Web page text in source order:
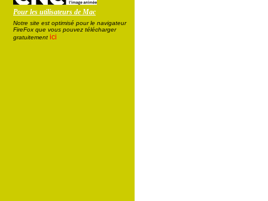
Pour les utilisateurs de Mac
Notre site est optimisé pour le navigateur
FireFox que vous pouvez télécharger
gratuitement ici